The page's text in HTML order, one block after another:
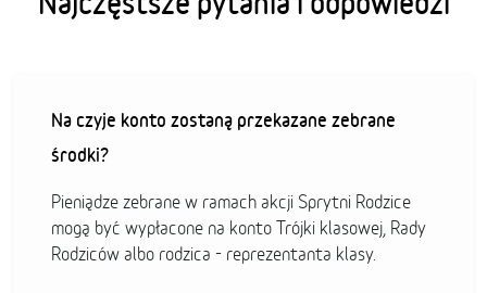
Na czyje konto zostaną przekazane zebrane
środki?
Pieniądze zebrane w ramach akcji Sprytni Rodzice
mogą być wypłacone na konto Trójki klasowej, Rady
Rodziców albo rodzica - reprezentanta klasy.